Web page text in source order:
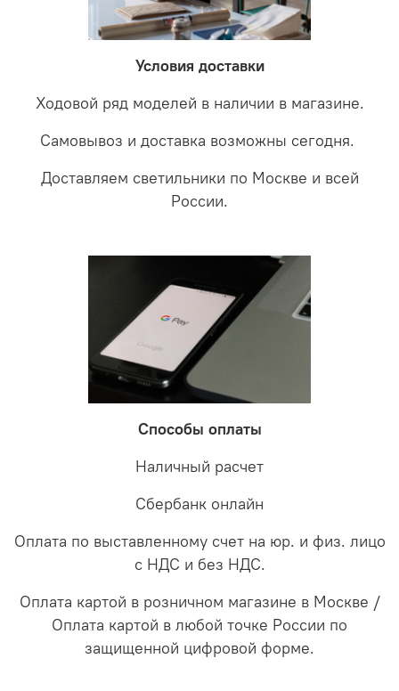
светильники на экспертизу производителю. После
проверки будет выясненная причина поломки и
LED светильники не только экономите деньги но еще
забудете что такое тусклость и недостаток освещения.
Условия доставки
Ходовой ряд моделей в наличии в магазине.
Самовывоз и доставка возможны сегодня.
Доставляем светильники по Москве и всей
России.
Способы оплаты
Наличный расчет
Сбербанк онлайн
Оплата по выставленному счет на юр. и физ. лицо
с НДС и без НДС.
Оплата картой в розничном магазине в Москве /
Оплата картой в любой точке России по
защищенной цифровой форме.